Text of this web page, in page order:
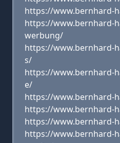
https://www.bernhard-
https://www.bernhard-
werbung/
https://www.bernhard-
s/
https://www.bernhard-
e/
https://www.bernhard-
https://www.bernhard-
https://www.bernhard-
https://www.bernhard-